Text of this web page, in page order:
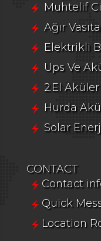
Muhtelif
Ağır
Elektrikli
Ups Ve
2.El Aküler
Hurda
Solar
CONTACT
Contact
Quick
Location